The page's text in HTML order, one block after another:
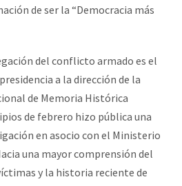
de ser la “Democracia más
del conflicto armado es el
a la dirección de la
de Memoria Histórica
de febrero hizo pública una
en asocio con el Ministerio
una mayor comprensión del
y la historia reciente de